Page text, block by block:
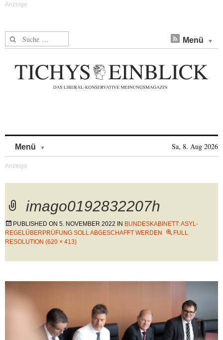
Suche nach: Menü
Menü Sa, 8. Aug 2026
imago0192832207h
PUBLISHED ON 5. NOVEMBER 2022 IN BUNDESKABINETT: ASYL-
REGELÜBERPRÜFUNG SOLL ABGESCHAFFT WERDEN
FULL
RESOLUTION (620 × 413)